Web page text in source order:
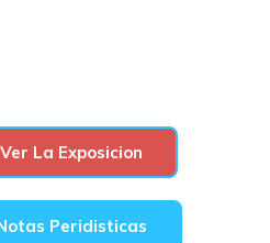
Ver La Exposicion
Peridisticas